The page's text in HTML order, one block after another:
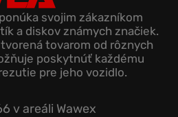
svojim zákazníkom
a diskov známych značiek.
tovarom od rôznych
poskytnúť každému
pre jeho vozidlo.
v areáli Wawex